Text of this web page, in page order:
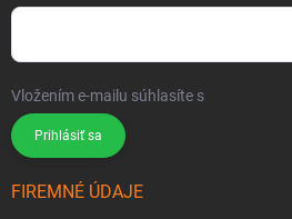
Vložením e-mailu súhlasíte s
Prihlásiť sa
FIREMNÉ ÚDAJE